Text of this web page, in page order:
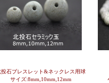
投石ブレスレット&ネックレス用球
サイズ:8mm,10mm,12mm